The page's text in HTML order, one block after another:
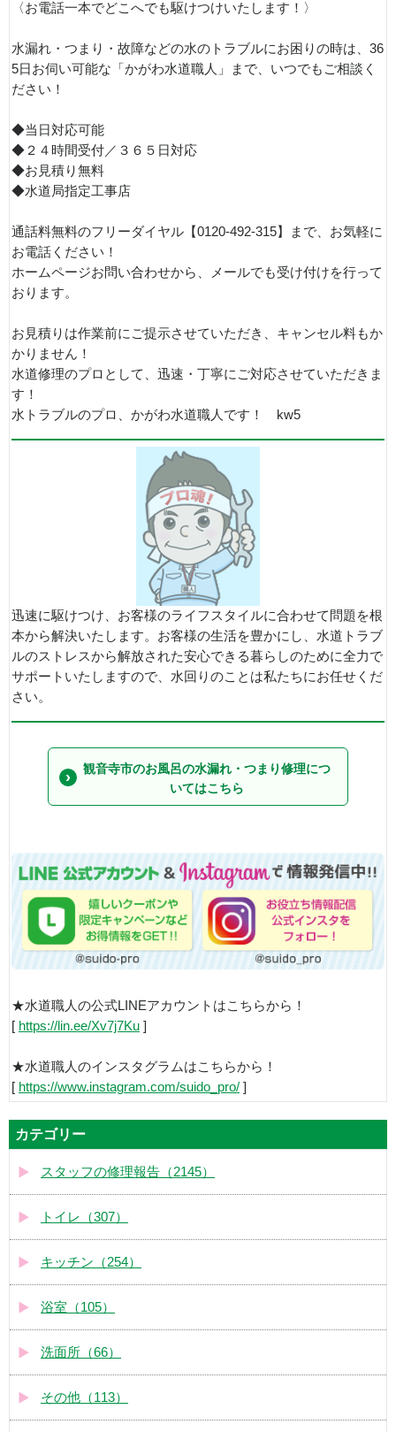
〈お電話一本でどこへでも駆けつけいたします！〉
水漏れ・つまり・故障などの水のトラブルにお困りの時は、36
5日お伺い可能な「かがわ水道職人」まで、いつでもご相談く
ださい！
◆当日対応可能
◆２４時間受付／３６５日対応
◆お見積り無料
◆水道局指定工事店
通話料無料のフリーダイヤル【0120-492-315】まで、お気軽に
お電話ください！
ホームページお問い合わせから、メールでも受け付けを行って
おります。
お見積りは作業前にご提示させていただき、キャンセル料もか
かりません！
水道修理のプロとして、迅速・丁寧にご対応させていただきま
す！
水トラブルのプロ、かがわ水道職人です！ kw5
迅速に駆けつけ、お客様のライフスタイルに合わせて問題を根
本から解決いたします。お客様の生活を豊かにし、水道トラブ
ルのストレスから解放された安心できる暮らしのために全力で
サポートいたしますので、水回りのことは私たちにお任せくだ
さい。
観音寺市のお風呂の水漏れ・つまり修理につ
いてはこちら
★水道職人の公式LINEアカウントはこちらから！
[ https://lin.ee/Xv7j7Ku ]
★水道職人のインスタグラムはこちらから！
[ https://www.instagram.com/suido_pro/ ]
カテゴリー
スタッフの修理報告（2145）
トイレ（307）
キッチン（254）
浴室（105）
洗面所（66）
その他（113）